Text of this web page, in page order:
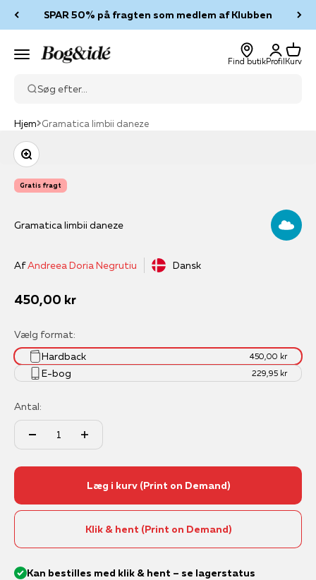
SPAR 50% på fragten som medlem af Klubben
Menu Bog & idé
Find butik
Log ind
Profil
Kurv
Kurv
Søg efter...
Hjem Gramatica limbii daneze
Zoom
Gratis fragt
Gramatica limbii daneze
AfAndreea Doria Negrutiu Dansk
Salgspris
450,00 kr
Vælg format:
Hardback
450,00 kr
E-bog 229,95 kr
Antal:
Læg i kurv (Print on Demand)
Klik & hent (Print on Demand)
Kan bestilles med klik & hent – se lagerstatus